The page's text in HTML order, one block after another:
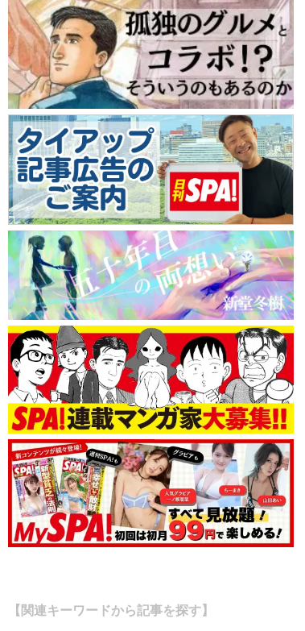
【関連キーワードから記事を探す】